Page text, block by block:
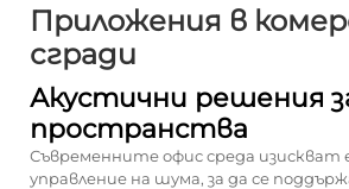
Приложения в
сгради
Акустични решения
пространства
Съвременните офис среда изискват
управление на шума, за да се